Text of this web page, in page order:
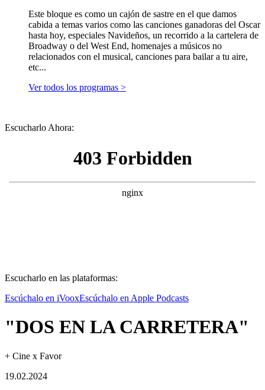
Este bloque es como un cajón de sastre en el que damos
cabida a temas varios como las canciones ganadoras del Oscar
hasta hoy, especiales Navideños, un recorrido a la cartelera de
Broadway o del West End, homenajes a músicos no
relacionados con el musical, canciones para bailar a tu aire,
etc...
Ver todos los programas >
Escucharlo Ahora:
Escucharlo en las plataformas:
Escúchalo en iVooxEscúchalo en Apple Podcasts
"DOS EN LA CARRETERA"
+ Cine x Favor
19.02.2024